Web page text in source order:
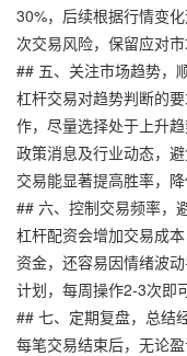
30%，后续根据行情变
次交易风险，保留应对市
## 五、关注市场趋势，
杠杆交易对趋势判断的
作，尽量选择处于上升
政策消息及行业动态，
交易能显著提高胜率，降
## 六、控制交易频率，
杠杆配资会增加交易成
资金，还容易因情绪波
计划，每周操作2-3次即
## 七、定期复盘，总结
每笔交易结束后，无论